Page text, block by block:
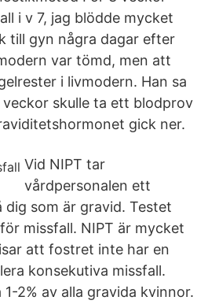
i v 7, jag blödde mycket
till gyn några dagar efter
var tömd, men att
i livmodern. Han sa
skulle ta ett blodprov
gick ner.
Vid NIPT tar
vårdpersonalen ett
dig som är gravid. Testet
missfall. NIPT är mycket
att fostret inte har en
konsekutiva missfall.
2% av alla gravida kvinnor.